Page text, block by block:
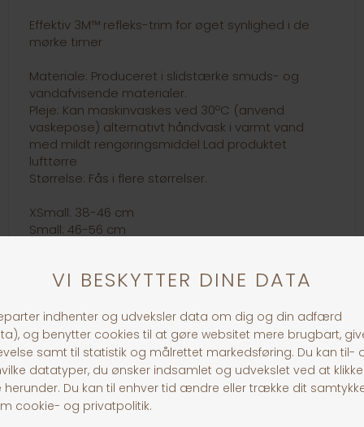
Effektiv 3M™ refleks-trim for øget synlighed i de
mørke timer
Materiale: Produceret i slidstærke smuds- og
vandafvisende materialer.
Pleje: Kan maskinvaskes ved 30ºC (anvend
vaskepose) alternativt håndvask i varmt vand
med mildt rengøringsmiddel Lad produktet
lufttørre
Størrelse: Fås i flere størrelser.
XSmall: 38-46 cm
Small: 46-56 cm
Xlarge: 82-106 cm
30 dages returret
Fragt fra 39,-